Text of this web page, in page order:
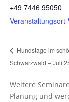
+49 7446 95050
Hundstage im
Schwarzwald – Juli
Weitere
Planung und